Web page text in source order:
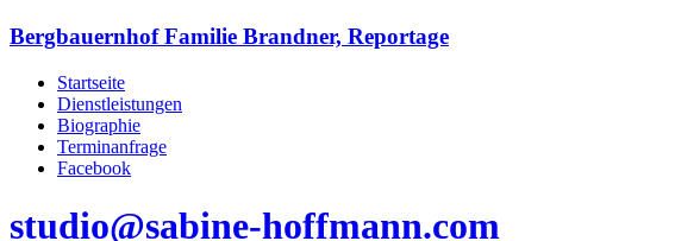
Bergbauernhof Familie Brandner, Reportage
Startseite
Dienstleistungen
Biographie
Terminanfrage
Facebook
studio@sabine-hoffmann.com